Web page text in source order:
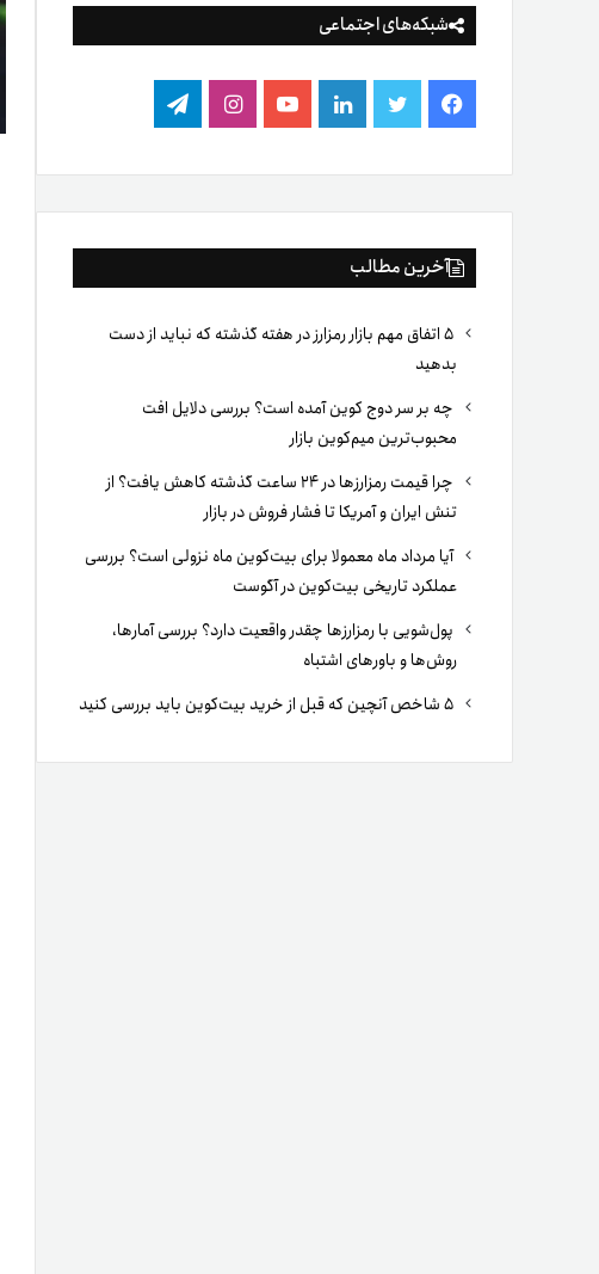
شبکه‌های اجتماعی
فیس
بوک
توییتر لینکدینیوتیوباینستاگرام
تلگرام
آخرین مطالب
۵ اتفاق مهم بازار رمزارز در هفته گذشته که نباید از دست
بدهید
چه بر سر دوج کوین آمده است؟ بررسی دلایل افت
محبوب‌ترین میم‌کوین بازار
چرا قیمت رمزارزها در ۲۴ ساعت گذشته کاهش یافت؟ از
تنش ایران و آمریکا تا فشار فروش در بازار
آیا مرداد ماه معمولا برای بیت‌کوین ماه نزولی است؟ بررسی
عملکرد تاریخی بیت‌کوین در آگوست
پول‌شویی با رمزارزها چقدر واقعیت دارد؟ بررسی آمارها،
روش‌ها و باورهای اشتباه